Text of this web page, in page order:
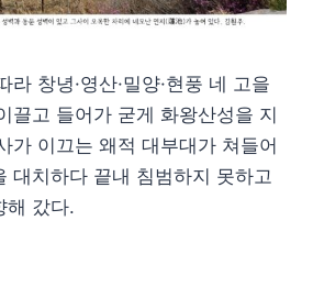
라 창녕·영산·밀양·현풍 네 고을
끌고 들어가 굳게 화왕산성을 지
가 이끄는 왜적 대부대가 쳐들어
대치하다 끝내 침범하지 못하고
해 갔다.